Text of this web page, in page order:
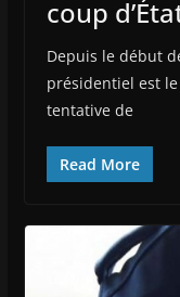
coup
Depuis le début
présidentiel est
tentative de
Read More